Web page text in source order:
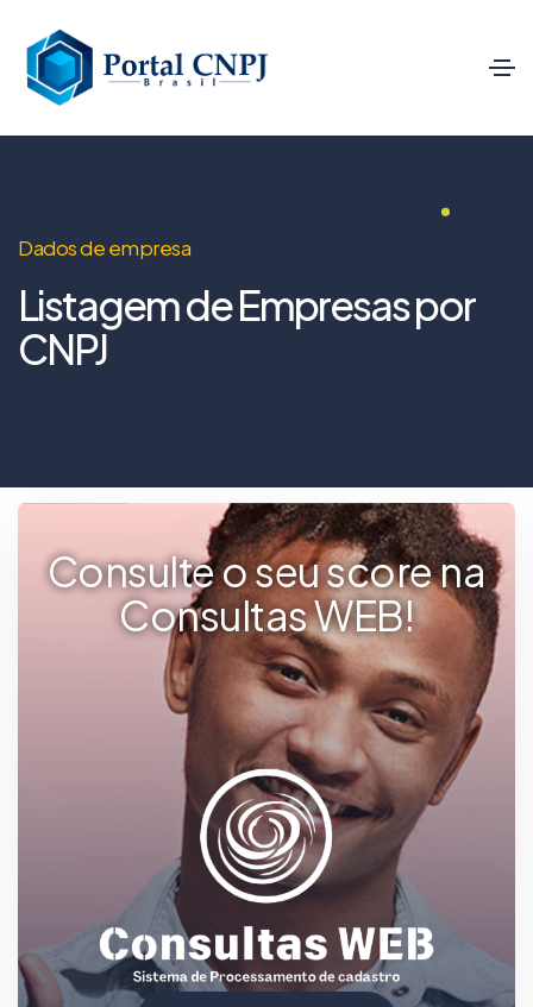
Dados de empresa
Listagem de Empresas por
CNPJ
Consulte o seu score na
Consultas WEB!